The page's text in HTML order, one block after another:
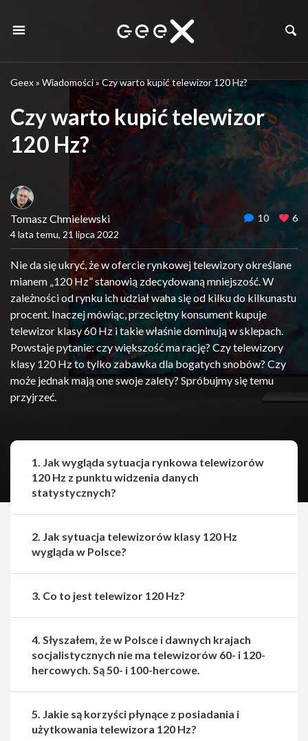
Geex» Wiadomości»Czy warto kupić telewizor 120 Hz?
Czy warto kupić telewizor
120 Hz?
Tomasz Chmielewski
4 lata temu, 21 lipca 2022
10 6
Nie da się ukryć, że w ofercie rynkowej telewizory określane
mianem „120 Hz” stanowią zdecydowaną mniejszość. W
zależności od rynku ich udział waha się od kilku do kilkunastu
procent. Inaczej mówiąc, przeciętny konsument kupuje
telewizor klasy 60 Hz i takie właśnie dominują w sklepach.
Powstaje pytanie: czy większość ma rację? Czy telewizory
klasy 120 Hz to tylko zabawka dla bogatych snobów? Czy
może jednak mają one swoje zalety? Spróbujmy się temu
przyjrzeć.
1. Jak wygląda sytuacja rynkowa telewizorów
120 Hz z punktu widzenia danych
statystycznych?
2. Jak sytuacja telewizorów klasy 120 Hz
wygląda w Polsce?
3. Co to jest telewizor 120 Hz?
4. Słyszałem, że w Polsce i dawnych krajach
socjalistycznych nie ma telewizorów 60- i 120-
hercowych. Są 50- i 100-hercowe.
5. Jakie są korzyści płynące z posiadania i
użytkowania telewizora 120 Hz?